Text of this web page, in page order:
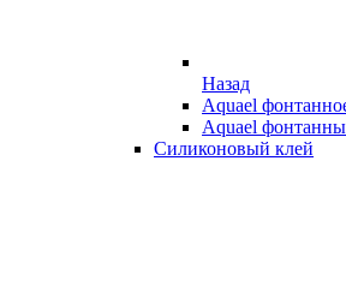
Назад
Aquael
Aquael
Силиконовый клей